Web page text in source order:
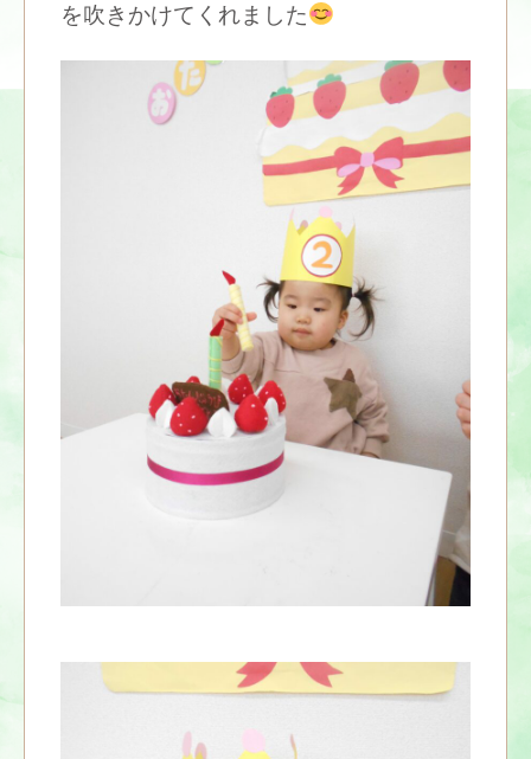
を吹きかけてくれました